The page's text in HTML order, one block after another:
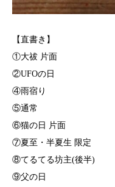
【直書き】
①大祓 片面
②UFOの日
④雨宿り
⑤通常
⑥猫の日 片面
⑦夏至・半夏生 限定
⑧てるてる坊主(後半)
⑨父の日